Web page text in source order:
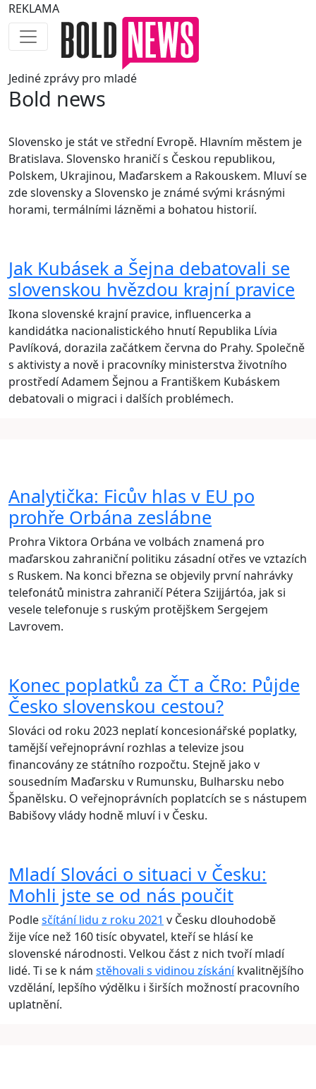
REKLAMA
Jedinézprávy pro mladé
Bold news
Slovensko je stát ve střední Evropě. Hlavním městem je
Bratislava. Slovensko hraničí s Českou republikou,
Polskem, Ukrajinou, Maďarskem a Rakouskem. Mluví se
zde slovensky a Slovensko je známé svými krásnými
horami, termálními lázněmi a bohatou historií.
Jak Kubásek a Šejna debatovali se
slovenskou hvězdou krajní pravice
Ikona slovenské krajní pravice, influencerka a
kandidátka nacionalistického hnutí Republika Lívia
Pavlíková, dorazila začátkem června do Prahy. Společně
s aktivisty a nově i pracovníky ministerstva životního
prostředí Adamem Šejnou a Františkem Kubáskem
debatovali o migraci i dalších problémech.
Analytička: Ficův hlas v EU po
prohře Orbána zeslábne
Prohra Viktora Orbána ve volbách znamená pro
maďarskou zahraniční politiku zásadní otřes ve vztazích
s Ruskem. Na konci března se objevily první nahrávky
telefonátů ministra zahraničí Pétera Szijjártóa, jak si
vesele telefonuje s ruským protějškem Sergejem
Lavrovem.
Konec poplatků za ČT a ČRo: Půjde
Česko slovenskou cestou?
Slováci od roku 2023 neplatí koncesionářské poplatky,
tamější veřejnoprávní rozhlas a televize jsou
financovány ze státního rozpočtu. Stejně jako v
sousedním Maďarsku v Rumunsku, Bulharsku nebo
Španělsku. O veřejnoprávních poplatcích se s nástupem
Babišovy vlády hodně mluví i v Česku.
Mladí Slováci o situaci v Česku:
Mohli jste se od nás poučit
Podlesčítání lidu z roku 2021 v Česku dlouhodobě
žije více než 160 tisíc obyvatel, kteří se hlásí ke
slovenské národnosti. Velkou část z nich tvoří mladí
lidé. Ti se k nám stěhovali s vidinou získáníkvalitnějšího
vzdělání, lepšího výdělku i širších možností pracovního
uplatnění.